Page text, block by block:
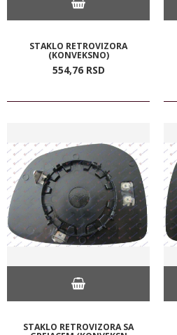
STAKLO RETROVIZORA
(KONVEKSNO)
554,76 RSD
STAKLO RETROVIZORA SA